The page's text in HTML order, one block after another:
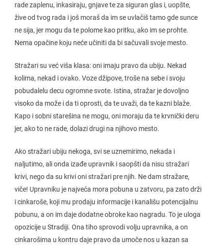
rade zaplenu, inkasiraju, gnjave te za siguran glas i, uopšte,
žive od tvog rada i još moraš da im se uvlačiš tamo gde sunce
ne sija, jer mogu da te polome kao pritku, ako im se prohte.
Nema opačine koju neće učiniti da bi sačuvali svoje mesto.
Stražari su već viša klasa: oni imaju pravo da ubiju. Nekad
kolima, nekad i ovako. Voze džipove, troše na sebe i svoju
pobudalelu decu ogromne svote. Istina, stražar je dovoljno
visoko da može i da ti oprosti, da te uvaži, da te kazni blaže.
Kapo i sobni starešina ne mogu, oni moraju da te krvnički deru
jer, ako to ne rade, dolazi drugi na njihovo mesto.
Ako stražari ubiju nekoga, svi se uznemirimo, nekada i
naljutimo, ali onda izađe upravnik i saopšti da nisu stražari
krivi, nego da su krivi oni stražari pre njih. Ne dam stražare,
viče! Upravniku je najveća mora pobuna u zatvoru, pa zato drži
i cinkaroše, koji mu prodaju informacije i kanališu potencijalnu
pobunu, a on im daje dodatne obroke kao nagradu. To je uloga
opozicije u Stradiji. Ona tiho sprovodi volju upravnika, a on
cinkarošima u kontru daje pravo da umoče nos u kazan sa